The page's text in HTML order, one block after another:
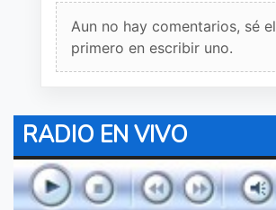
Aun no hay comentarios, sé el
primero en escribir uno.
RADIO EN VIVO